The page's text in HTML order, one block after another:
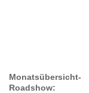
Monatsübersicht-
Roadshow: